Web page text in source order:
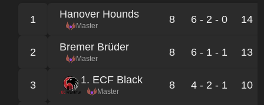
1 Hanover Hounds
Master
8 6 - 2 - 0 14
2 Bremer Brüder
Master
8 6 - 1 - 1 13
3 1. ECF Black
Master
8 4 - 2 - 1 10